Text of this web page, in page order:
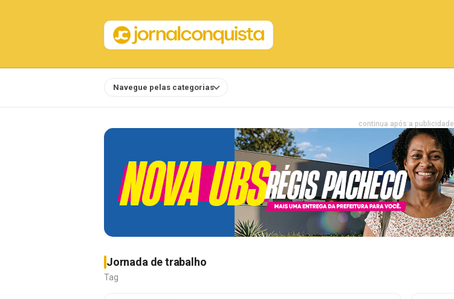
Navegue pelas categorias
continua após a publicidade
Jornada de trabalho
Tag